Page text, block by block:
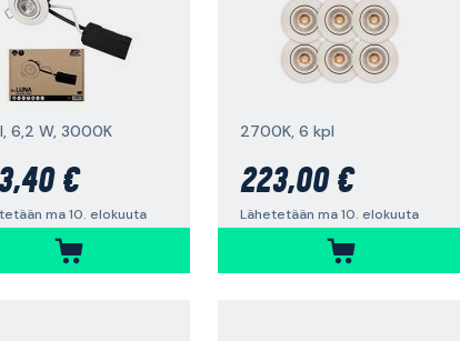
6,2 W, 3000K
€
ma 10. elokuuta
2700K, 6 kpl
223,00 €
Lähetetään ma 10. elokuuta